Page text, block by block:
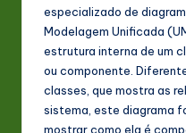
In
o
especializado de
Modelagem Unificada
estrutura interna de um
ou componente.
classes, que mostra as
sistema, este diagrama
mostrar como ela é